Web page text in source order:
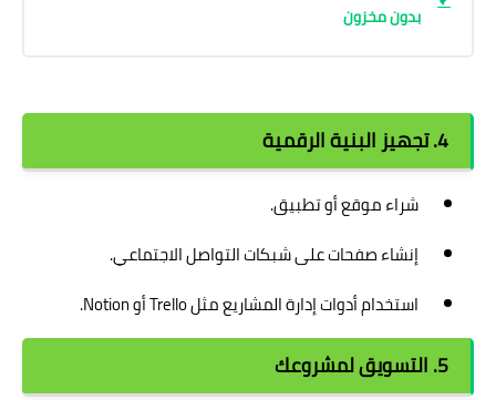
بدون مخزون
4. تجهيز البنية الرقمية
شراء موقع أو تطبيق.
إنشاء صفحات على شبكات التواصل الاجتماعي.
استخدام أدوات إدارة المشاريع مثل Trello أو Notion.
5. التسويق لمشروعك